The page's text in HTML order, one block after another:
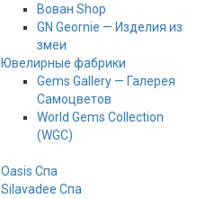
Вован Shop
GN Geornie — Изделия из
змеи
Ювелирные фабрики
Gems Gallery — Галерея
Самоцветов
World Gems Collection
(WGC)
Oasis Спа
Silavadee Спа